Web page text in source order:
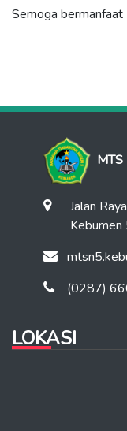
Semoga
Jalan
(0287)
LOKASI